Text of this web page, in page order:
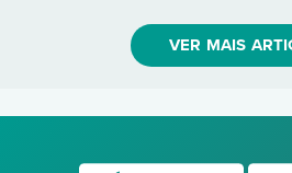
VER MAIS